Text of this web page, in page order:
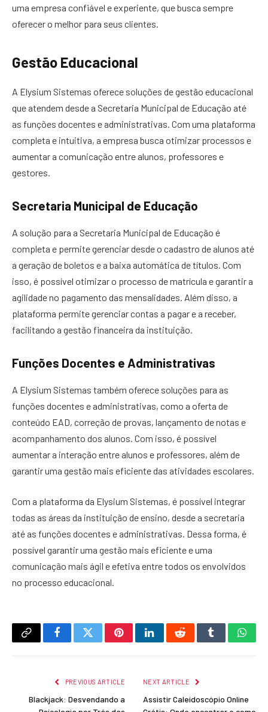
uma empresa confiável e experiente, que busca sempre
oferecer o melhor para seus clientes.
Gestão Educacional
A Elysium Sistemas oferece soluções de gestão educacional
que atendem desde a Secretaria Municipal de Educação até
as funções docentes e administrativas. Com uma plataforma
completa e intuitiva, a empresa busca otimizar processos e
aumentar a comunicação entre alunos, professores e
gestores.
Secretaria Municipal de Educação
A solução para a Secretaria Municipal de Educação é
completa e permite gerenciar desde o cadastro de alunos até
a geração de boletos e a baixa automática de títulos. Com
isso, é possível otimizar o processo de matrícula e garantir a
agilidade no pagamento das mensalidades. Além disso, a
plataforma permite gerenciar contas a pagar e a receber,
facilitando a gestão financeira da instituição.
Funções Docentes e Administrativas
A Elysium Sistemas também oferece soluções para as
funções docentes e administrativas, como a oferta de
conteúdo EAD, correção de provas, lançamento de notas e
acompanhamento dos alunos. Com isso, é possível
aumentar a interação entre alunos e professores, além de
garantir uma gestão mais eficiente das atividades escolares.
Com a plataforma da Elysium Sistemas, é possível integrar
todas as áreas da instituição de ensino, desde a secretaria
até as funções docentes e administrativas. Dessa forma, é
possível garantir uma gestão mais eficiente e uma
comunicação mais ágil e efetiva entre todos os envolvidos
no processo educacional.
Copy
FacebookTwitterPinterestLinkedInRedditTumblr
PREVIOUS ARTICLE
Blackjack: Desvendando a
NEXT ARTICLE
Assistir Caleidoscópio Online